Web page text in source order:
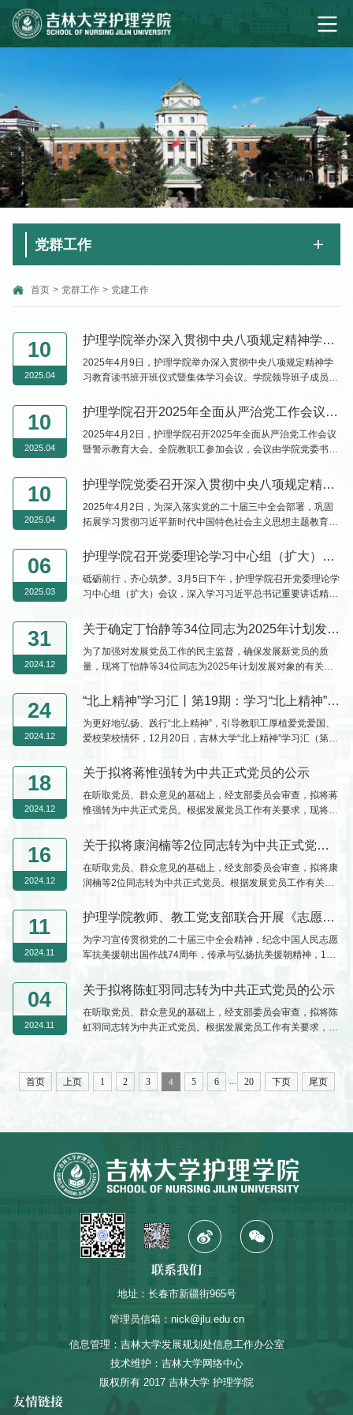
党群工作
首页 > 党群工作 > 党建工作
10
2025.04
护理学院举办深入贯彻中央八项规定精神学习教育读书班开班仪式暨集体学习会议
2025年4月9日，护理学院举办深入贯彻中央八项规定精神学
习教育读书班开班仪式暨集体学习会议。学院领导班子成员、
记韩月波主持。会上，学院党委下发《吉林大学护理学院深入
续深入开展学习教育做好学习规划。党委副书记兼副院长密佳
音带领同志们重温了中央八项规定及其实施细则精神的主要内
10
2025.04
护理学院召开2025年全面从严治党工作会议暨警示教育大会
2025年4月2日，护理学院召开2025年全面从严治党工作会议
暨警示教育大会。全院教职工参加会议，会议由学院党委书记
教育大会精神。韩月波指出，学院全体教职工要深入学习贯彻
二十届中央纪委四次全会精神，巩固深化党纪学习教育成果，
将全面从严治党贯穿到教育教学、科学研究、管理服务等各项
工作中，以扎实的作风和严明的纪律推动学院事业高质量发
10
2025.04
护理学院党委召开深入贯彻中央八项规定精神学习教育动员部署会
2025年4月2日，为深入落实党的二十届三中全会部署，巩固
拓展学习贯彻习近平新时代中国特色社会主义思想主题教育成
央八项规定精神学习教育动员部署会。全院教职工、学生党支
部书记参加会议，会议由学院党委书记韩月波主持。会上，韩
月波传达了学校深入贯彻中央八项规定精神学习教育启动部署
会的会议精神。韩月波指出，学校启动部署会为学院开展学习
06
2025.03
护理学院召开党委理论学习中心组（扩大）会议
砥砺前行，齐心筑梦。3月5日下午，护理学院召开党委理论学
习中心组（扩大）会议，深入学习习近平总书记重要讲话精
月波主持，学院领导班子、党委委员、纪委委员、院长助理、
三委主任、党支部书记和行政科室人员参加学习。首先韩月波
向大家介绍了学校近期召开的重要会议和工作动向，指出在开
学季，学院上下要扎实做好各项工作准备，凝心聚力为新学期
31
2024.12
关于确定丁怡静等34位同志为2025年计划发展对象的公示
为了加强对发展党员工作的民主监督，确保发展新党员的质
量，现将丁怡静等34位同志为2025年计划发展对象的有关情
（公示时间为5个工作日）。公示期间，党员和群众可通过电
话和电子邮件等方式，反映发展对象在理想信念、政治立场、
思想作风、工作表现、群众观念、廉洁自律等方面的情况和问
题。反映问题应实事求是、客观公正。以个人名义反映问题
24
2024.12
“北上精神”学习汇丨第19期：学习“北上精神”，汲取奋进力量
为更好地弘扬、践行“北上精神”，引导教职工厚植爱党爱国、
爱校荣校情怀，12月20日，吉林大学“北上精神”学习汇（第19
活动在中心校区校史馆举行。在护理学院党委书记韩月波的带
B区二层，迎面而来的是校史馆的序厅。伴随着校歌的悠扬旋
律，教职工们在档案馆巴特老师的讲解下，重温了合校后吉林
18
2024.12
关于拟将蒋惟强转为中共正式党员的公示
在听取党员、群众意见的基础上，经支部委员会审查，拟将蒋
惟强转为中共正式党员。根据发展党员工作有关要求，现将其
（公示时间为5个工作日）。公示期间，党员和群众可通过电
话和电子邮件等方式，反映发展对象在理想信念、政治立场、
思想作风、工作表现、群众观念、廉洁自律等方面的情况和问
题。反映问题应实事求是、客观公正。以个人名义反映问题
16
2024.12
关于拟将康润楠等2位同志转为中共正式党员的公示
在听取党员、群众意见的基础上，经支部委员会审查，拟将康
润楠等2位同志转为中共正式党员。根据发展党员工作有关要
至12月20日（公示时间为5个工作日）。公示期间，党员和群
众可通过电话和电子邮件等方式，反映发展对象在理想信念、
政治立场、思想作风、工作表现、群众观念、廉洁自律等方面
的情况和问题。反映问题应实事求是、客观公正。以个人名义
11
2024.11
护理学院教师、教工党支部联合开展《志愿军：存亡之战》观影主题党日活动
为学习宣传贯彻党的二十届三中全会精神，纪念中国人民志愿
军抗美援朝出国作战74周年，传承与弘扬抗美援朝精神，11
和教工党支部全体党员观看爱国主义影片《志愿军：存亡之
战》。影片聚焦铁原阻击战这一场鏖战12昼夜的存亡之战。为
掩护数十万志愿军转移和休整，第63军临危受命，2.5万名将
士将自己狠狠地“钉”在阵地上，直至弹尽粮绝、以血肉之躯抵
04
2024.11
关于拟将陈虹羽同志转为中共正式党员的公示
在听取党员、群众意见的基础上，经支部委员会审查，拟将陈
虹羽同志转为中共正式党员。根据发展党员工作有关要求，现
电话和电子邮件等方式，反映发展对象在理想信念、政治立
场、思想作风、工作表现、群众观念、廉洁自律等方面的情况
首页 上页 1 2 3 4 5 6 20 下页 尾页
联系我们
地址：长春市新疆街965号
管理员信箱：nick@jlu.edu.cn
信息管理：吉林大学发展规划处信息工作办公室
技术维护：吉林大学网络中心
版权所有 2017 吉林大学 护理学院
友情链接